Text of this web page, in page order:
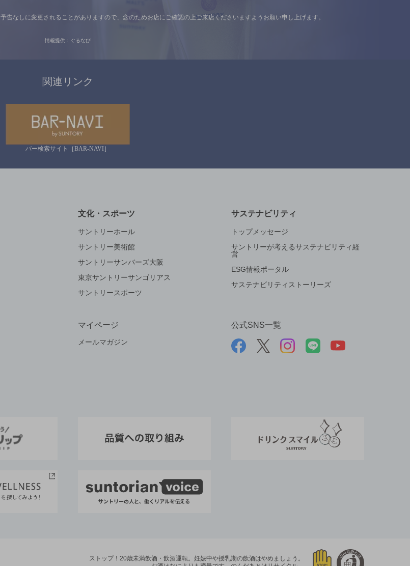
予告なしに変更されることがありますので、 念のためお店にご確認の上ご来店くださいますようお願い申し上げます。
情報提供：ぐるなび
関連リンク
バー検索サイト［BAR-NAVI］
文化・スポーツ
サントリーホール
サントリー美術館
サントリーサンバーズ大阪
東京サントリーサンゴリアス
サントリースポーツ
サステナビリティ
トップメッセージ
サントリーが考えるサステナビリティ経
営
ESG情報ポータル
サステナビリティストーリーズ
マイページ
メールマガジン
公式SNS一覧
ストップ！20歳未満飲酒・飲酒運転。 妊娠中や授乳期の飲酒はやめましょう。